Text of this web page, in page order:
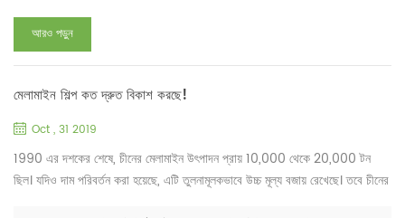
আরও পড়ুন
মেলামাইন শিল্প কত দ্রুত বিকাশ করছে!
Oct , 31 2019
1990 এর দশকের শেষে, চীনের মেলামাইন উৎপাদন প্রায় 10,000 থেকে 20,000 টন
ছিল। যদিও দাম পরিবর্তন করা হয়েছে, এটি তুলনামূলকভাবে উচ্চ মূল্য বজায় রেখেছে। তবে চীনের